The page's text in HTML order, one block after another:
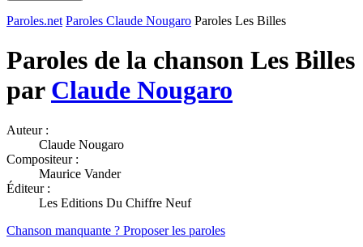
Paroles.net Paroles Claude Nougaro Paroles Les Billes
Paroles de la chanson Les Billes
par Claude Nougaro
Auteur :
Claude Nougaro
Compositeur :
Maurice Vander
Éditeur :
Les Editions Du Chiffre Neuf
Chanson manquante ? Proposer les paroles